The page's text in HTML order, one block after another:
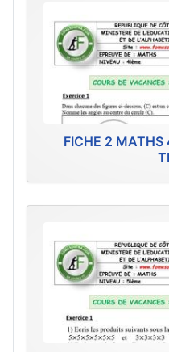
FICHE 2